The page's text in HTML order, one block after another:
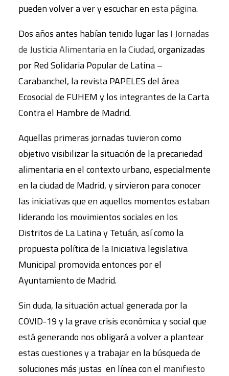
pueden volver a ver y escuchar enesta página.
Dos años antes habían tenido lugar las I Jornadas
de Justicia Alimentaria en la Ciudad, organizadas
por Red Solidaria Popular de Latina –
Carabanchel, la revista PAPELES del área
Ecosocial de FUHEM y los integrantes de la Carta
Contra el Hambre de Madrid.
Aquellas primeras jornadas tuvieron como
objetivo visibilizar la situación de la precariedad
alimentaria en el contexto urbano, especialmente
en la ciudad de Madrid, y sirvieron para conocer
las iniciativas que en aquellos momentos estaban
liderando los movimientos sociales en los
Distritos de La Latina y Tetuán, así como la
propuesta política de la Iniciativa legislativa
Municipal promovida entonces por el
Ayuntamiento de Madrid.
Sin duda, la situación actual generada por la
COVID-19 y la grave crisis económica y social que
está generando nos obligará a volver a plantear
estas cuestiones y a trabajar en la búsqueda de
soluciones más justas en línea con el manifiesto